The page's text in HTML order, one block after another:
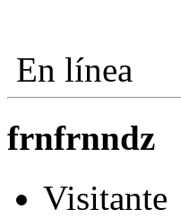
En línea
frnfrnndz
Visitante